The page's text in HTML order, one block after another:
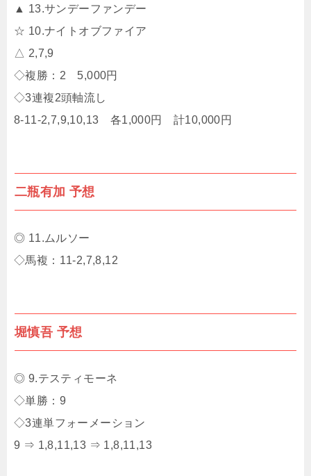
▲ 13.サンデーファンデー
☆ 10.ナイトオブファイア
△ 2,7,9
◇複勝：2 5,000円
◇3連複2頭軸流し
8-11-2,7,9,10,13 各1,000円 計10,000円
二瓶有加 予想
◎ 11.ムルソー
◇馬複：11-2,7,8,12
堀慎吾 予想
◎ 9.テスティモーネ
◇単勝：9
◇3連単フォーメーション
9 ⇒ 1,8,11,13 ⇒ 1,8,11,13